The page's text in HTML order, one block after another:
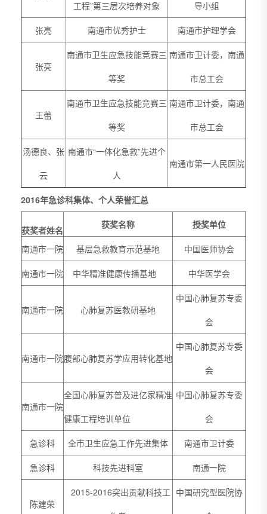
工程”第三层次培养对象
导小组
张亮 南通市优秀护士 南通市护理学会
张亮
南通市卫生应急技能竞赛三
等奖
南通市卫计委，南通
市总工会
王蕾
南通市卫生应急技能竞赛三
等奖
南通市卫计委，南通
市总工会
汤德良、张
云
南通市“一体化急救”先进个
人
南通市第一人民医院
2016年急诊科集体、个人荣誉汇总
获奖者姓名 获奖名称 授奖单位
南通市一院 基层急救教育示范基地 中国医师协会
南通市一院 中华精准健康传播基地 中华医学会
南通市一院 心肺复苏医教研基地
中国心肺复苏专委
会
南通市一院腹部心肺复苏学应用转化基地
中国心肺复苏专委
会
南通市一院
全国心肺复苏普及进亿家精准
健康工程培训单位
中国心肺复苏专委
会
急诊科 全市卫生应急工作先进集体 南通市卫计委
急诊科 科技先进科室 南通一院
陈建荣
2015-2016突出贡献科技工 中国研究型医院协